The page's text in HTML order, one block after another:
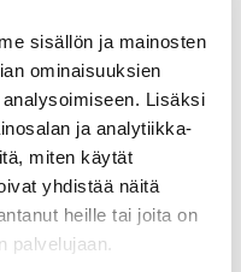
sisällön ja mainosten
ominaisuuksien
Lisäksi
ja analytiikka-
miten käytät
yhdistää näitä
heille tai joita on
palvelujaan.
joulu 1, 2021|Kaikki,
järjestettiin
kansainväliset
28.11. Messuilla kävi